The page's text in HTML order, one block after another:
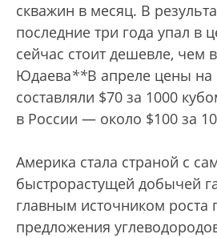
скважин в месяц. В
последние три года упал в
сейчас стоит дешевле, чем
Юдаева**В апреле цены
составляли $70 за 1000
в России — около $100 за
Америка стала страной с
быстрорастущей добычей
главным источником роста
предложения